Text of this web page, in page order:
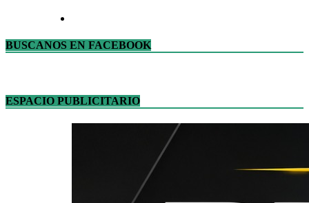
BUSCANOS EN FACEBOOK
ESPACIO PUBLICITARIO